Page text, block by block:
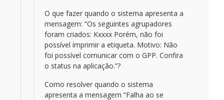
O que fazer quando o sistema apresenta a
mensagem: “Os seguintes agrupadores
foram criados: Kxxxx Porém, não foi
possível imprimir a etiqueta. Motivo: Não
foi possível comunicar com o GPP. Confira
o status na aplicação.”?
Como resolver quando o sistema
apresenta a mensagem “Falha ao se